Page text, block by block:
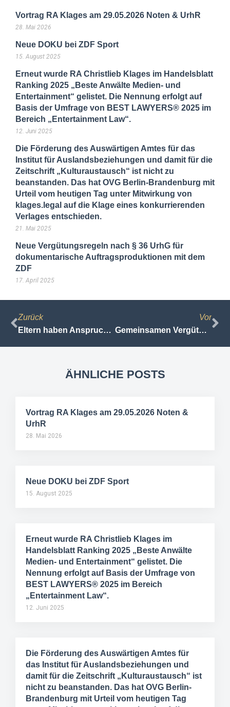
Vortrag RA Klages am 29.05.2026 Noten & UrhR
28. Mai 2026
Neue DOKU bei ZDF Sport
15. August 2025
Erneut wurde RA Christlieb Klages im Handelsblatt
Ranking 2025 „Beste Anwälte Medien- und
Entertainment“ gelistet. Die Nennung erfolgt auf
Basis der Umfrage von BEST LAWYERS® 2025 im
Bereich „Entertainment Law“.
12. Juni 2025
Die Förderung des Auswärtigen Amtes für das
Institut für Auslandsbeziehungen und damit für die
Zeitschrift „Kulturaustausch“ ist nicht zu
beanstanden. Das hat OVG Berlin-Brandenburg mit
Urteil vom heutigen Tag unter Mitwirkung von
klages.legal auf die Klage eines konkurrierenden
Verlages entschieden.
21. Mai 2025
Neue Vergütungsregeln nach § 36 UrhG für
dokumentarische Auftragsproduktionen mit dem
ZDF
17. April 2025
Zurück
Eltern haben Anspruch auf Zugang zum Facebook-Account der verstorbenen Tochter (BGH, Beschl. v. 27.08.2020, Az. III ZB 30/20 – Digitales Erbe)
Vor
Gemeinsamen Vergütungsregeln für Buch und Regie bei ARD-Autragsproduktionen (GVR Buch und Regie) vereinbart
ÄHNLICHE POSTS
Vortrag RA Klages am 29.05.2026 Noten &
UrhR
28. Mai 2026
Neue DOKU bei ZDF Sport
15. August 2025
Erneut wurde RA Christlieb Klages im
Handelsblatt Ranking 2025 „Beste Anwälte
Medien- und Entertainment“ gelistet. Die
Nennung erfolgt auf Basis der Umfrage von
BEST LAWYERS® 2025 im Bereich
„Entertainment Law“.
12. Juni 2025
Die Förderung des Auswärtigen Amtes für
das Institut für Auslandsbeziehungen und
damit für die Zeitschrift „Kulturaustausch“ ist
nicht zu beanstanden. Das hat OVG Berlin-
Brandenburg mit Urteil vom heutigen Tag